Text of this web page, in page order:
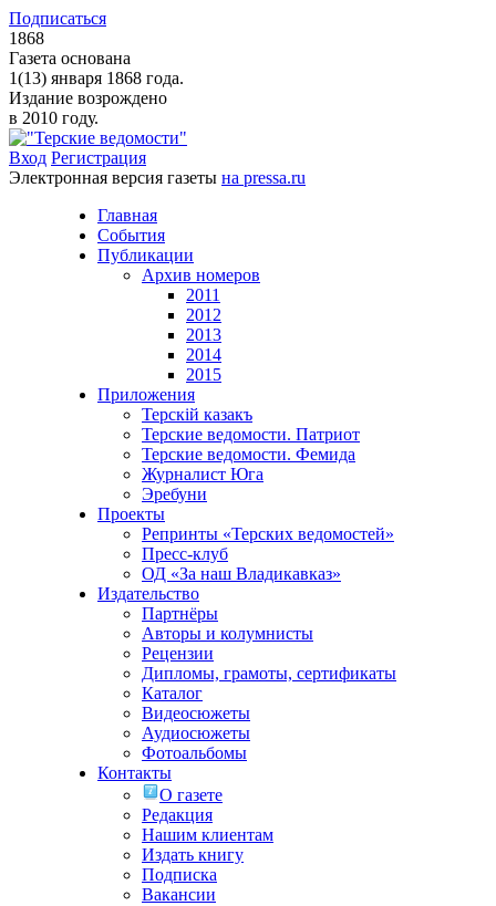
Подписаться
1868
Газета основана
1(13) января 1868 года.
Издание возрождено
в 2010 году.
Вход Регистрация
Электронная версия газеты на pressa.ru
Главная
События
Публикации
Архив номеров
2011
2012
2013
2014
2015
Приложения
Терскiй казакъ
Терские ведомости. Патриот
Терские ведомости. Фемида
Журналист Юга
Эребуни
Проекты
Репринты «Терских ведомостей»
Пресс-клуб
ОД «За наш Владикавказ»
Издательство
Партнёры
Авторы и колумнисты
Рецензии
Дипломы, грамоты, сертификаты
Каталог
Видеосюжеты
Аудиосюжеты
Фотоальбомы
Контакты
О газете
Редакция
Нашим клиентам
Издать книгу
Подписка
Вакансии